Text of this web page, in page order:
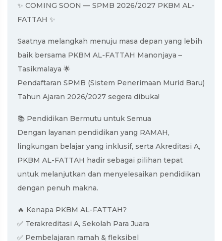
✨ COMING SOON — SPMB 2026/2027 PKBM AL-
FATTAH ✨
Saatnya melangkah menuju masa depan yang lebih
baik bersama PKBM AL-FATTAH Manonjaya –
Tasikmalaya 🌟
Pendaftaran SPMB (Sistem Penerimaan Murid Baru)
Tahun Ajaran 2026/2027 segera dibuka!
📚 Pendidikan Bermutu untuk Semua
Dengan layanan pendidikan yang RAMAH,
lingkungan belajar yang inklusif, serta Akreditasi A,
PKBM AL-FATTAH hadir sebagai pilihan tepat
untuk melanjutkan dan menyelesaikan pendidikan
dengan penuh makna.
🔥 Kenapa PKBM AL-FATTAH?
✅ Terakreditasi A, Sekolah Para Juara
✅ Pembelajaran ramah & fleksibel